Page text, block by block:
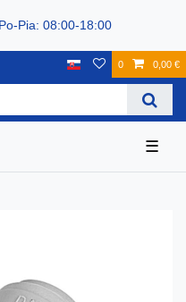
Pia: 08:00-18:00
0 0,00 €
☰